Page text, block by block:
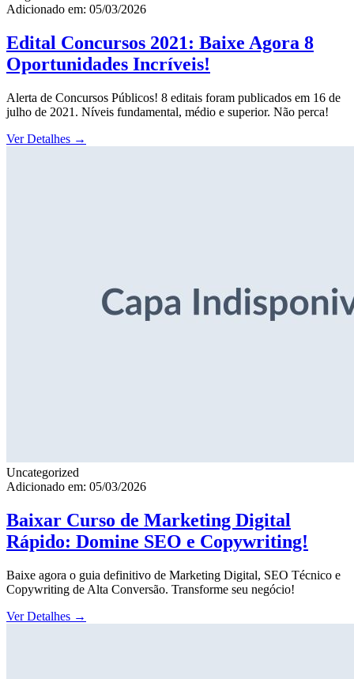
Adicionado em: 05/03/2026
Edital Concursos 2021: Baixe Agora 8
Oportunidades Incríveis!
Alerta de Concursos Públicos! 8 editais foram publicados em 16 de
julho de 2021. Níveis fundamental, médio e superior. Não perca!
Ver Detalhes →
Uncategorized
Adicionado em: 05/03/2026
Baixar Curso de Marketing Digital
Rápido: Domine SEO e Copywriting!
Baixe agora o guia definitivo de Marketing Digital, SEO Técnico e
Copywriting de Alta Conversão. Transforme seu negócio!
Ver Detalhes →